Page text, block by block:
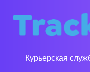
Курьерская